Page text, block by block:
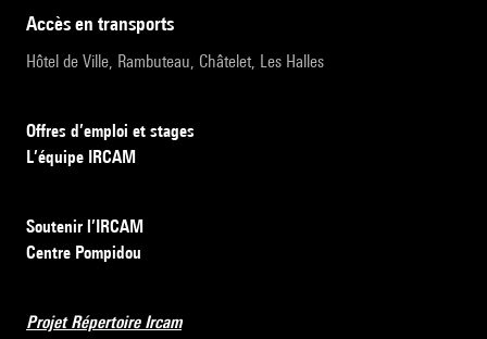
accès en transports
Hôtel de Ville, Rambuteau, Châtelet, Les Halles
Offres d’emploi et stages
L’équipe IRCAM
Soutenir l’IRCAM
Centre Pompidou
Projet Répertoire Ircam